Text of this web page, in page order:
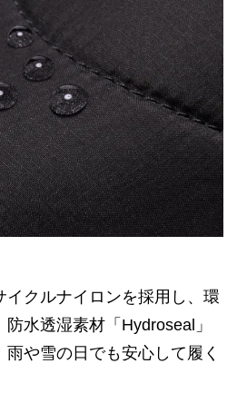
イクルナイロンを採用し、環
水透湿素材「Hydroseal」
や雪の日でも安心して履く